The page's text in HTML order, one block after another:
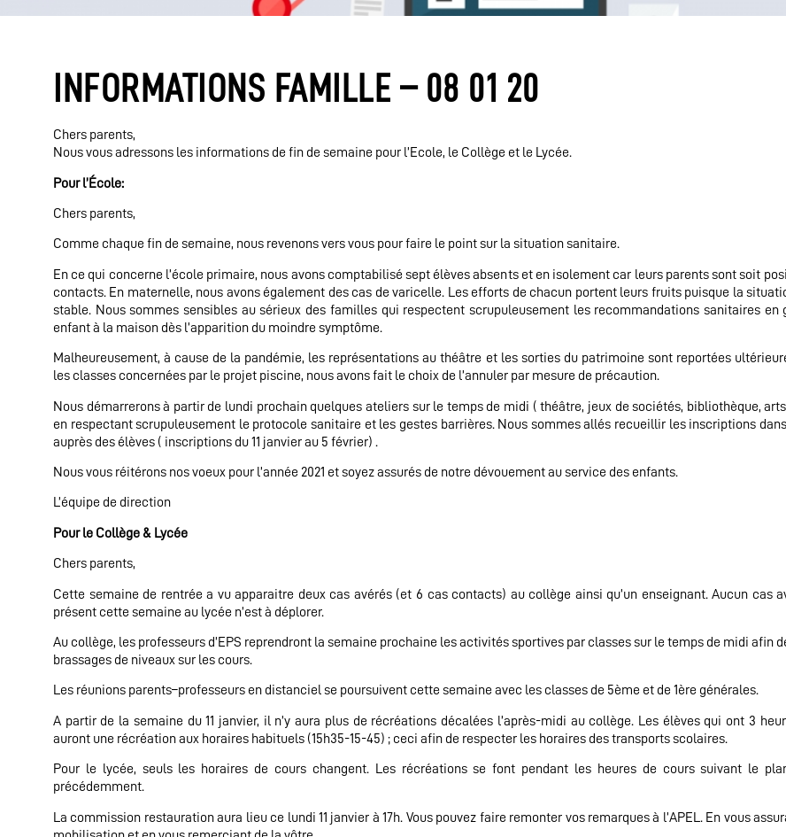
INFORMATIONS FAMILLE – 08 01 20
Chers parents,
Nous vous adressons les informations de fin de semaine pour l’Ecole, le Collège et le Lycée.
Pour l’École:
Chers parents,
Comme chaque fin de semaine, nous revenons vers vous pour faire le point sur la situation sanitaire.
En ce qui concerne l’école primaire, nous avons comptabilisé sept élèves absents et en isolement car leurs parents sont soit
contacts. En maternelle, nous avons également des cas de varicelle. Les efforts de chacun portent leurs fruits puisque la
stable. Nous sommes sensibles au sérieux des familles qui respectent scrupuleusement les recommandations sanitaires en
enfant à la maison dès l’apparition du moindre symptôme.
Malheureusement, à cause de la pandémie, les représentations au théâtre et les sorties du patrimoine sont reportées
les classes concernées par le projet piscine, nous avons fait le choix de l’annuler par mesure de précaution.
Nous démarrerons à partir de lundi prochain quelques ateliers sur le temps de midi ( théâtre, jeux de sociétés, bibliothèque,
en respectant scrupuleusement le protocole sanitaire et les gestes barrières. Nous sommes allés recueillir les inscriptions
auprès des élèves ( inscriptions du 11 janvier au 5 février) .
Nous vous réitérons nos voeux pour l’année 2021 et soyez assurés de notre dévouement au service des enfants.
L’équipe de direction
Pour le Collège & Lycée
Chers parents,
Cette semaine de rentrée a vu apparaitre deux cas avérés (et 6 cas contacts) au collège ainsi qu’un enseignant. Aucun cas
présent cette semaine au lycée n’est à déplorer.
Au collège, les professeurs d’EPS reprendront la semaine prochaine les activités sportives par classes sur le temps de midi afin
brassages de niveaux sur les cours.
Les réunions parents–professeurs en distanciel se poursuivent cette semaine avec les classes de 5ème et de 1ère générales.
A partir de la semaine du 11 janvier, il n’y aura plus de récréations décalées l’après-midi au collège. Les élèves qui ont 3
auront une récréation aux horaires habituels (15h35-15-45) ; ceci afin de respecter les horaires des transports scolaires.
Pour le lycée, seuls les horaires de cours changent. Les récréations se font pendant les heures de cours suivant le
précédemment.
La commission restauration aura lieu ce lundi 11 janvier à 17h. Vous pouvez faire remonter vos remarques à l’APEL. En vous